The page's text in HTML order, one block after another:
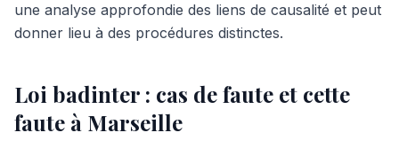
une analyse approfondie des liens de causalité et peut
donner lieu à des procédures distinctes.
Loi badinter : cas de faute et cette
faute à Marseille